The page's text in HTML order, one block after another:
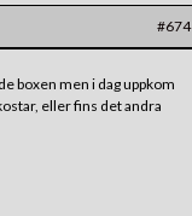
#674
boxen men i dag uppkom
eller fins det andra